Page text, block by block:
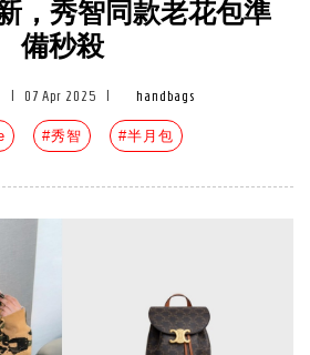
，秀智同款老花包準
備秒殺
07 Apr 2025 handbags
#秀智 #半月包